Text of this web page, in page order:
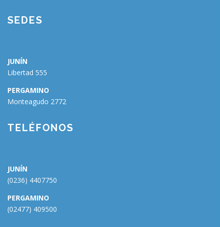
SEDES
JUNÍN
Libertad 555
PERGAMINO
Monteagudo 2772
TELÉFONOS
JUNÍN
(0236) 4407750
PERGAMINO
(02477) 409500